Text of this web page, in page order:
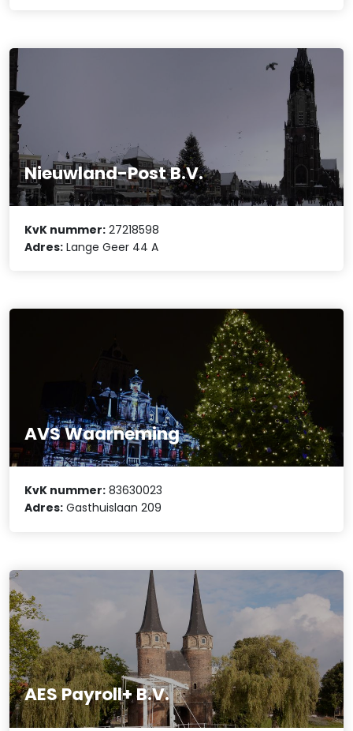
Nieuwland-Post B.V.
KvK nummer: 27218598
Adres: Lange Geer 44 A
AVS Waarneming
KvK nummer: 83630023
Adres: Gasthuislaan 209
AES Payroll+ B.V.